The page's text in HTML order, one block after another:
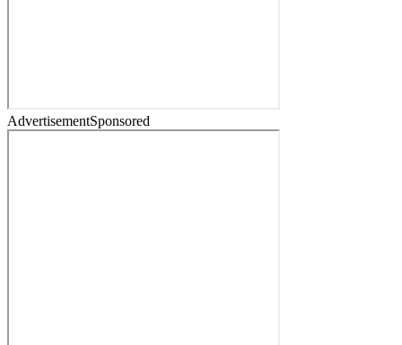
AdvertisementSponsored